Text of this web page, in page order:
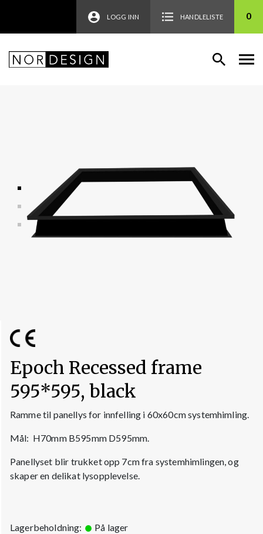
LOGG INN HANDLELISTE 0
Epoch Recessed frame
595*595, black
Ramme til panellys for innfelling i 60x60cm systemhimling.
Mål: H70mm B595mm D595mm.
Panellyset blir trukket opp 7cm fra systemhimlingen, og
skaper en delikat lysopplevelse.
Lagerbeholdning: På lager